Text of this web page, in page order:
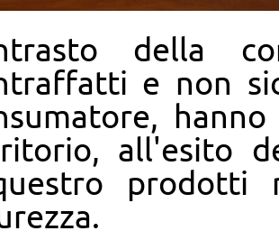
della
e non
all'esito
prodotti